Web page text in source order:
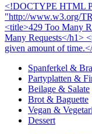
<!DOCTYPE HTML
"http://www.w3.org/
<title>429 Too Many
Many Requests</h1>
given amount of
Spanferkel &
Partyplatten &
Beilage & Salate
Brot & Baguette
Vegan &
Dessert